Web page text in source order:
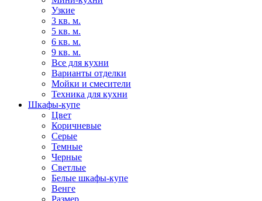
Узкие
3 кв. м.
5 кв. м.
6 кв. м.
9 кв. м.
Все для кухни
Варианты отделки
Мойки и смесители
Техника для кухни
Шкафы-купе
Цвет
Коричневые
Серые
Темные
Черные
Светлые
Белые шкафы-купе
Венге
Размер